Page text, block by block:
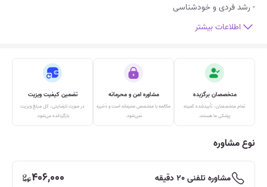
- رشد فردی و خودشناسی
اطلاعات بیشتر
تضمین کیفیت ویزیت
در صورت نارضایتی، کل مبلغ ویزیت
بازگردانده می‌شود.
مشاوره امن و محرمانه
مکالمه‌ با متخصص محرمانه است و ذخیره
نمی‌شود.
متخصصان برگزیده
تمام متخصصان، تأییدشده‌ کمیته
پزشکی ما هستند.
نوع مشاوره
مشاوره تلفنی 20 دقیقه 406,000